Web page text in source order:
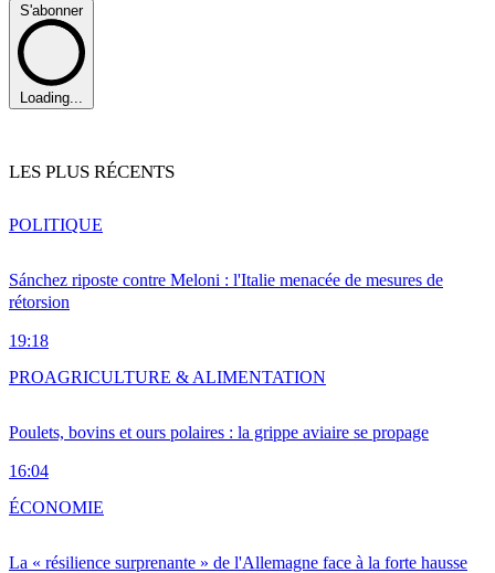
S'abonner
Loading...
LES PLUS RÉCENTS
Sánchez riposte contre Meloni : l'Italie menacée de mesures de
rétorsion
19:18
POLITIQUE
Poulets, bovins et ours polaires : la grippe aviaire se propage
16:04
PROAGRICULTURE & ALIMENTATION
La « résilience surprenante » de l'Allemagne face à la forte hausse
ÉCONOMIE